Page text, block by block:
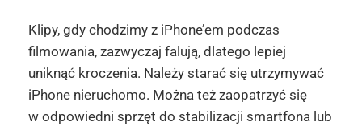
Klipy, gdy chodzimy z iPhone’em podczas
filmowania, zazwyczaj falują, dlatego lepiej
uniknąć kroczenia. Należy starać się utrzymywać
iPhone nieruchomo. Można też zaopatrzyć się
w odpowiedni sprzęt do stabilizacji smartfona lub